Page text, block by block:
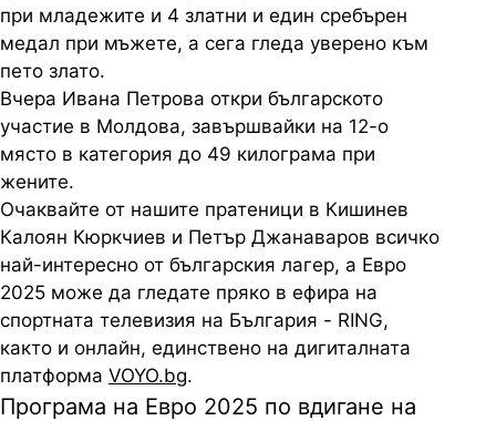
при младежите и 4 златни и един сребърен
медал при мъжете, а сега гледа уверено към
пето злато.
Вчера Ивана Петрова откри българското
участие в Молдова, завършвайки на 12-о
място в категория до 49 килограма при
жените.
Очаквайте от нашите пратеници в Кишинев
Калоян Кюркчиев и Петър Джанаваров всичко
най-интересно от българския лагер, а Евро
2025 може да гледате пряко в ефира на
спортната телевизия на България - RING,
както и онлайн, единствено на дигиталната
платформа VOYO.bg.
Програма на Евро 2025 по вдигане на